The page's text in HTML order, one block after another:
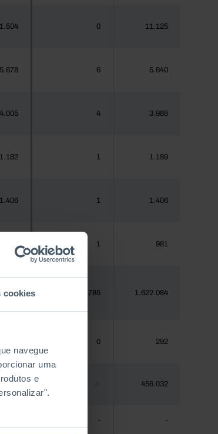
cookies
navegue
uma
e
0 11.125
5.678 6 5.640
4.005 4 3.985
1.182 1 1.189
1.406 1 1.406
970 1 981
785 1.622.084
0 292
456.032
- -